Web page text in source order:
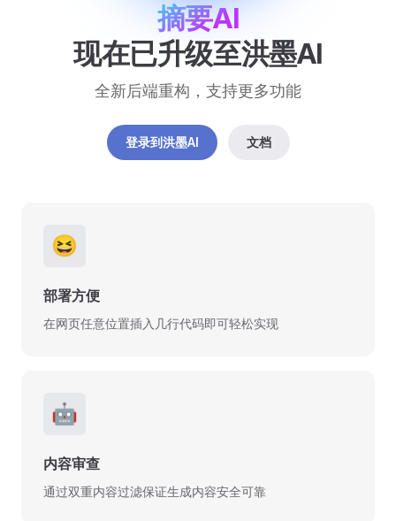
摘要AI
现在已升级至洪墨AI
全新后端重构，支持更多功能
登录到洪墨AI 文档
😆
部署方便
在网页任意位置插入几行代码即可轻松实现
🤖
内容审查
通过双重内容过滤保证生成内容安全可靠